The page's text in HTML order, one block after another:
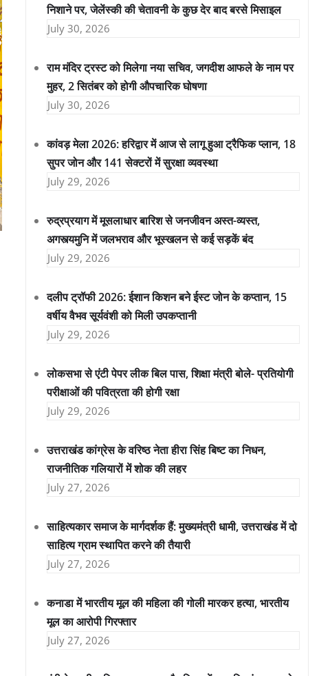
निशाने पर, जेलेंस्की की चेतावनी के कुछ देर बाद बरसे मिसाइल
July 30, 2026
राम मंदिर ट्रस्ट को मिलेगा नया सचिव, जगदीश आफले के नाम पर
मुहर, 2 सितंबर को होगी औपचारिक घोषणा
July 30, 2026
कांवड़ मेला 2026: हरिद्वार में आज से लागू हुआ ट्रैफिक प्लान, 18
सुपर जोन और 141 सेक्टरों में सुरक्षा व्यवस्था
July 29, 2026
रुद्रप्रयाग में मूसलाधार बारिश से जनजीवन अस्त-व्यस्त,
अगस्त्यमुनि में जलभराव और भूस्खलन से कई सड़कें बंद
July 29, 2026
दलीप ट्रॉफी 2026: ईशान किशन बने ईस्ट जोन के कप्तान, 15
वर्षीय वैभव सूर्यवंशी को मिली उपकप्तानी
July 29, 2026
लोकसभा से एंटी पेपर लीक बिल पास, शिक्षा मंत्री बोले- प्रतियोगी
परीक्षाओं की पवित्रता की होगी रक्षा
July 29, 2026
उत्तराखंड कांग्रेस के वरिष्ठ नेता हीरा सिंह बिष्ट का निधन,
राजनीतिक गलियारों में शोक की लहर
July 27, 2026
साहित्यकार समाज के मार्गदर्शक हैं: मुख्यमंत्री धामी, उत्तराखंड में दो
साहित्य ग्राम स्थापित करने की तैयारी
July 27, 2026
कनाडा में भारतीय मूल की महिला की गोली मारकर हत्या, भारतीय
मूल का आरोपी गिरफ्तार
July 27, 2026